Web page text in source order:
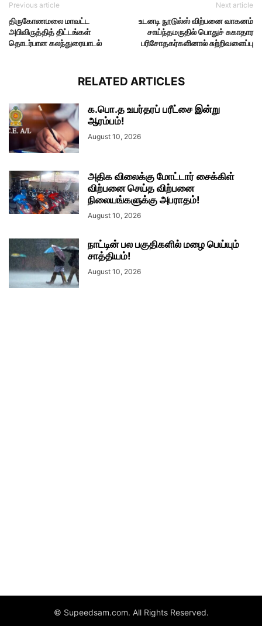
Previous article
திருகோணமலை மாவட்ட
அபிவிருத்தித் திட்டங்கள்
தொடர்பான கலந்துரையாடல்
Next article
உடனடி நூடுல்ஸ் விற்பனை வாகனம்
சாய்ந்தமருதில் பொதுச் சுகாதார
பரிசோதகர்களினால் சுற்றிவளைப்பு
RELATED ARTICLES
க.பொ.த உயர்தரப் பரீட்சை இன்று
ஆரம்பம்!
August 10, 2026
அதிக விலைக்கு மோட்டார் சைக்கிள்
விற்பனை செய்த விற்பனை
நிலையங்களுக்கு அபராதம்!
August 10, 2026
நாட்டின் பல பகுதிகளில் மழை பெய்யும்
சாத்தியம்!
August 10, 2026
© Supeedsam.com. All Rights Reserved.